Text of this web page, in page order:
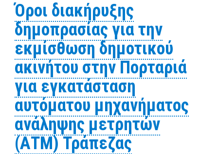
Όροι διακήρυξης
δημοπρασίας για την
εκμίσθωση δημοτικού
ακινήτου στην Πορταριά
για εγκατάσταση
αυτόματου μηχανήματος
ανάληψης μετρητών
(ΑΤΜ) Τράπεζας